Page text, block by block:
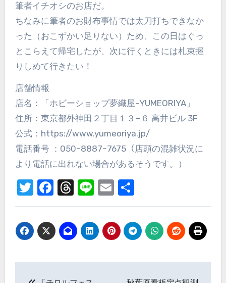
筆者イチオシのお店だ。
ちなみに筆者のお財布事情では太刀打ちできなか
った（おこずかい足りない）ため、この日はぐっ
とこらえて帰宅したが、次に行くときには札束握
りしめて行きたい！
店舗情報
店名：「ホビーショップ夢織屋-YUMEORIYA」
住所：東京都外神田２丁目１３−６ 高井ビル 3F
公式：https://www.yumeoriya.jp/
電話番号 ：050ｰ8887ｰ7675（店頭の混雑状況に
より電話に出れない場合があるそうです。）
Twitter
Facebook
Threads
LineEmail
共
有